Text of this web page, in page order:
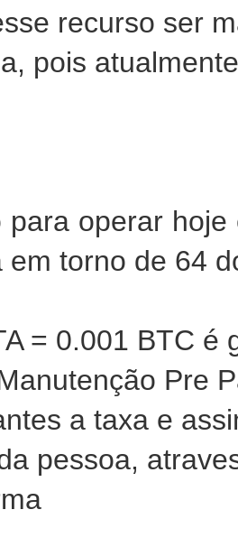
recurso ser
pois
para operar
em torno de 64
= 0.001 BTC é
Pre
a taxa e
pessoa,